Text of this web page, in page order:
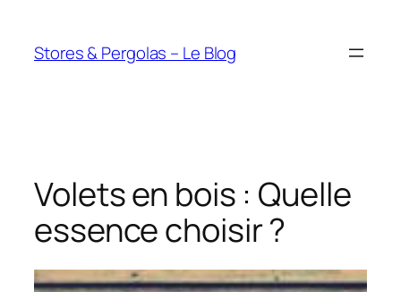
contenu
Stores & Pergolas – Le Blog
Volets en bois : Quelle
essence choisir ?